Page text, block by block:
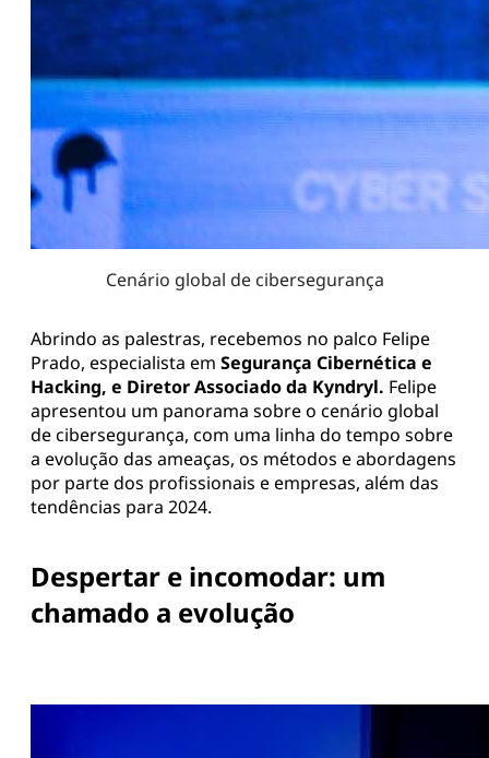
Cenário global de cibersegurança
Abrindo as palestras, recebemos no palco Felipe
Prado, especialista em Segurança Cibernética e
Hacking, e Diretor Associado da Kyndryl. Felipe
apresentou um panorama sobre o cenário global
de cibersegurança, com uma linha do tempo sobre
a evolução das ameaças, os métodos e abordagens
por parte dos profissionais e empresas, além das
tendências para 2024.
Despertar e incomodar: um
chamado a evolução